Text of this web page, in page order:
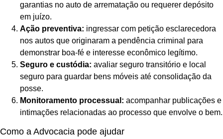
garantias no auto de arrematação ou requerer depósito
em juízo.
Ação preventiva: ingressar com petição esclarecedora
nos autos que originaram a pendência criminal para
demonstrar boa-fé e interesse econômico legítimo.
Seguro e custódia: avaliar seguro transitório e local
seguro para guardar bens móveis até consolidação da
posse.
Monitoramento processual: acompanhar publicações e
intimações relacionadas ao processo que envolve o bem.
Como a Advocacia pode ajudar